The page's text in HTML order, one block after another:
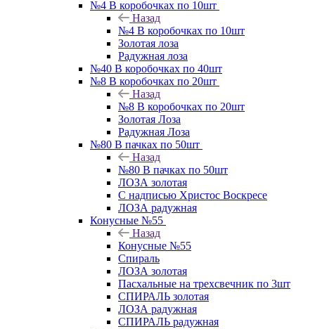
№4 В коробочках по 10шт
Назад
№4 В коробочках по 10шт
Золотая лоза
Радужная лоза
№40 В коробочках по 40шт
№8 В коробочках по 20шт
Назад
№8 В коробочках по 20шт
Золотая Лоза
Радужная Лоза
№80 В пачках по 50шт
Назад
№80 В пачках по 50шт
ЛОЗА золотая
С надписью Христос Воскресе
ЛОЗА радужная
Конусные №55
Назад
Конусные №55
Спираль
ЛОЗА золотая
Пасхальные на трехсвечник по 3шт
СПИРАЛЬ золотая
ЛОЗА радужная
СПИРАЛЬ радужная